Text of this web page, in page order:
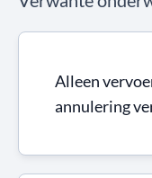
Alleen
annulering